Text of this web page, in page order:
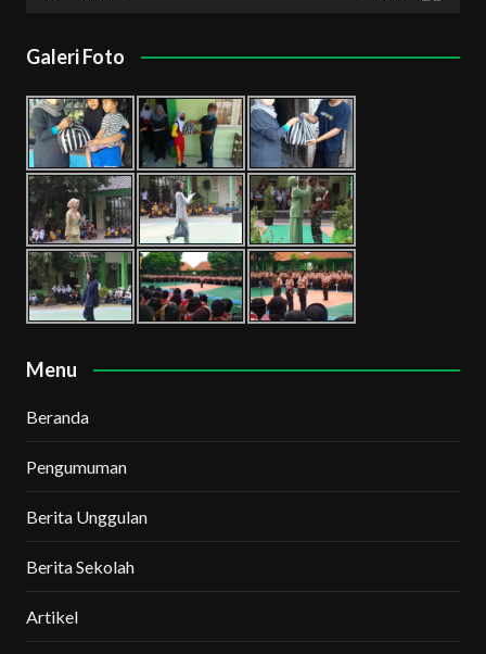
Galeri Foto
Menu
Beranda
Pengumuman
Berita Unggulan
Berita Sekolah
Artikel